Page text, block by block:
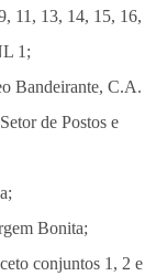
11, 13, 14, 15, 16,
1;
Bandeirante, C.A.
de Postos e
Bonita;
conjuntos 1, 2 e